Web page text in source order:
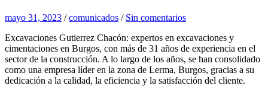
mayo 31, 2023 /comunicados / Sin comentarios
Excavaciones Gutierrez Chacón: expertos en excavaciones y
cimentaciones en Burgos, con más de 31 años de experiencia en el
sector de la construcción. A lo largo de los años, se han consolidado
como una empresa líder en la zona de Lerma, Burgos, gracias a su
dedicación a la calidad, la eficiencia y la satisfacción del cliente.